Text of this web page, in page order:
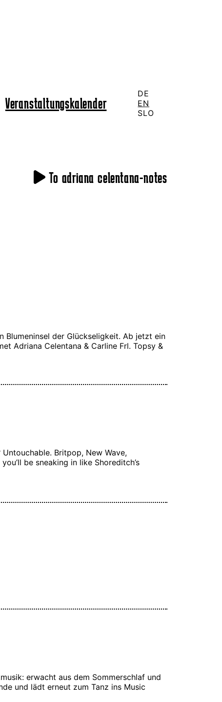
Veranstaltungskalender
DE
EN
SLO
To adriana celentana-notes
Blumeninsel der Glückseligkeit. Ab jetzt ein
Adriana Celentana & Carline Frl. Topsy &
Britpop, New Wave,
be sneaking in like Shoreditch’s
erwacht aus dem Sommerschlaf und
und lädt erneut zum Tanz ins Music